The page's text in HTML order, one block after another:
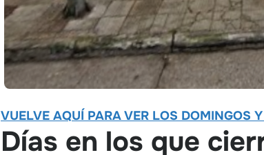
VUELVE AQUÍ PARA VER LOS DOMINGOS
Días en los que